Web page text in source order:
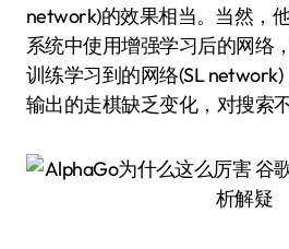
network)的效果相当。当然，
系统中使用增强学习后的网络
训练学习到的网络(SL
输出的走棋缺乏变化，对搜索不